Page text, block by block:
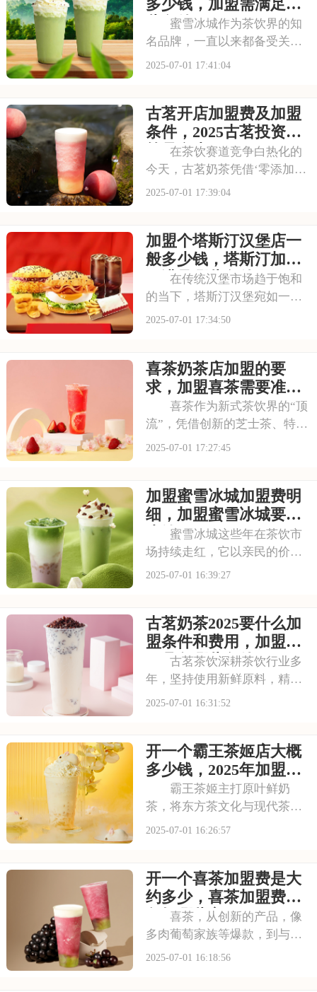
需要多少费用呢？以下
多少钱，加盟需满足哪
些条件
蜜雪冰城作为茶饮界的知
名品牌，一直以来都备受关
注。它以丰富的产品线和高性
班族，都是蜜雪冰城的忠实粉
丝。那么，加盟蜜雪冰城的费
用究竟是多少呢？下面
2025-07-01 17:41:04
古茗开店加盟费及加盟
条件，2025古茗投资预
算是多少
在茶饮赛道竞争白热化的
今天，古茗奶茶凭借‘零添加、
低糖健康’的差异化定位，深受
要多少钱？下面就来看看古茗
开店加盟费及加盟条件，2025
古茗投资预
2025-07-01 17:39:04
加盟个塔斯汀汉堡店一
般多少钱，塔斯汀加盟
要满足哪些条件
在传统汉堡市场趋于饱和
的当下，塔斯汀汉堡宛如一股
清流，以创新的姿态闯入大众
独特的商业模式所吸引，想要
借助塔斯汀的品牌力量开启自
己的创业之路。那么
2025-07-01 17:34:50
喜茶奶茶店加盟的要
求，加盟喜茶需要准备
哪些资金
喜茶作为新式茶饮界的“顶
流”，凭借创新的芝士茶、特色
果茶，还有时尚的门店设计，
多少钱？需要满足哪些条件？
以下是喜茶奶茶店加盟的要
求，加盟喜茶需要
2025-07-01 17:27:45
加盟蜜雪冰城加盟费明
细，加盟蜜雪冰城要多
少钱
蜜雪冰城这些年在茶饮市
场持续走红，它以亲民的价格
和丰富的产品线，覆盖了广泛
投资者心动不已。那么，加盟
蜜雪冰城需要多少费用呢？下
面就来看看加盟蜜雪
2025-07-01 16:39:27
古茗奶茶2025要什么加
盟条件和费用，加盟需
要具备哪些条件
古茗茶饮深耕茶饮行业多
年，坚持使用新鲜原料，精心
调配每一杯饮品，以稳定的品
力，不少投资者想加盟。那
么，加盟古茗的费用情况如何
呢？下面就来看看古茗
2025-07-01 16:31:52
开一个霸王茶姬店大概
多少钱，2025年加盟费
用明细与成本预算
霸王茶姬主打原叶鲜奶
茶，将东方茶文化与现代茶饮
巧妙结合。以“原叶鲜奶茶”为
茶饮市场脱颖而出。不少投资
者被其吸引，以下是开一个霸
王茶姬店大概多少钱，
2025-07-01 16:26:57
开一个喜茶加盟费是大
约多少，喜茶加盟费用
包括哪些方面
喜茶，从创新的产品，像
多肉葡萄家族等爆款，到与知
名品牌跨界联名提升影响力，
2025-07-01 16:18:56